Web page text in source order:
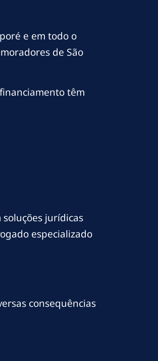
e em todo o
de São
têm
jurídicas
especializado
consequências